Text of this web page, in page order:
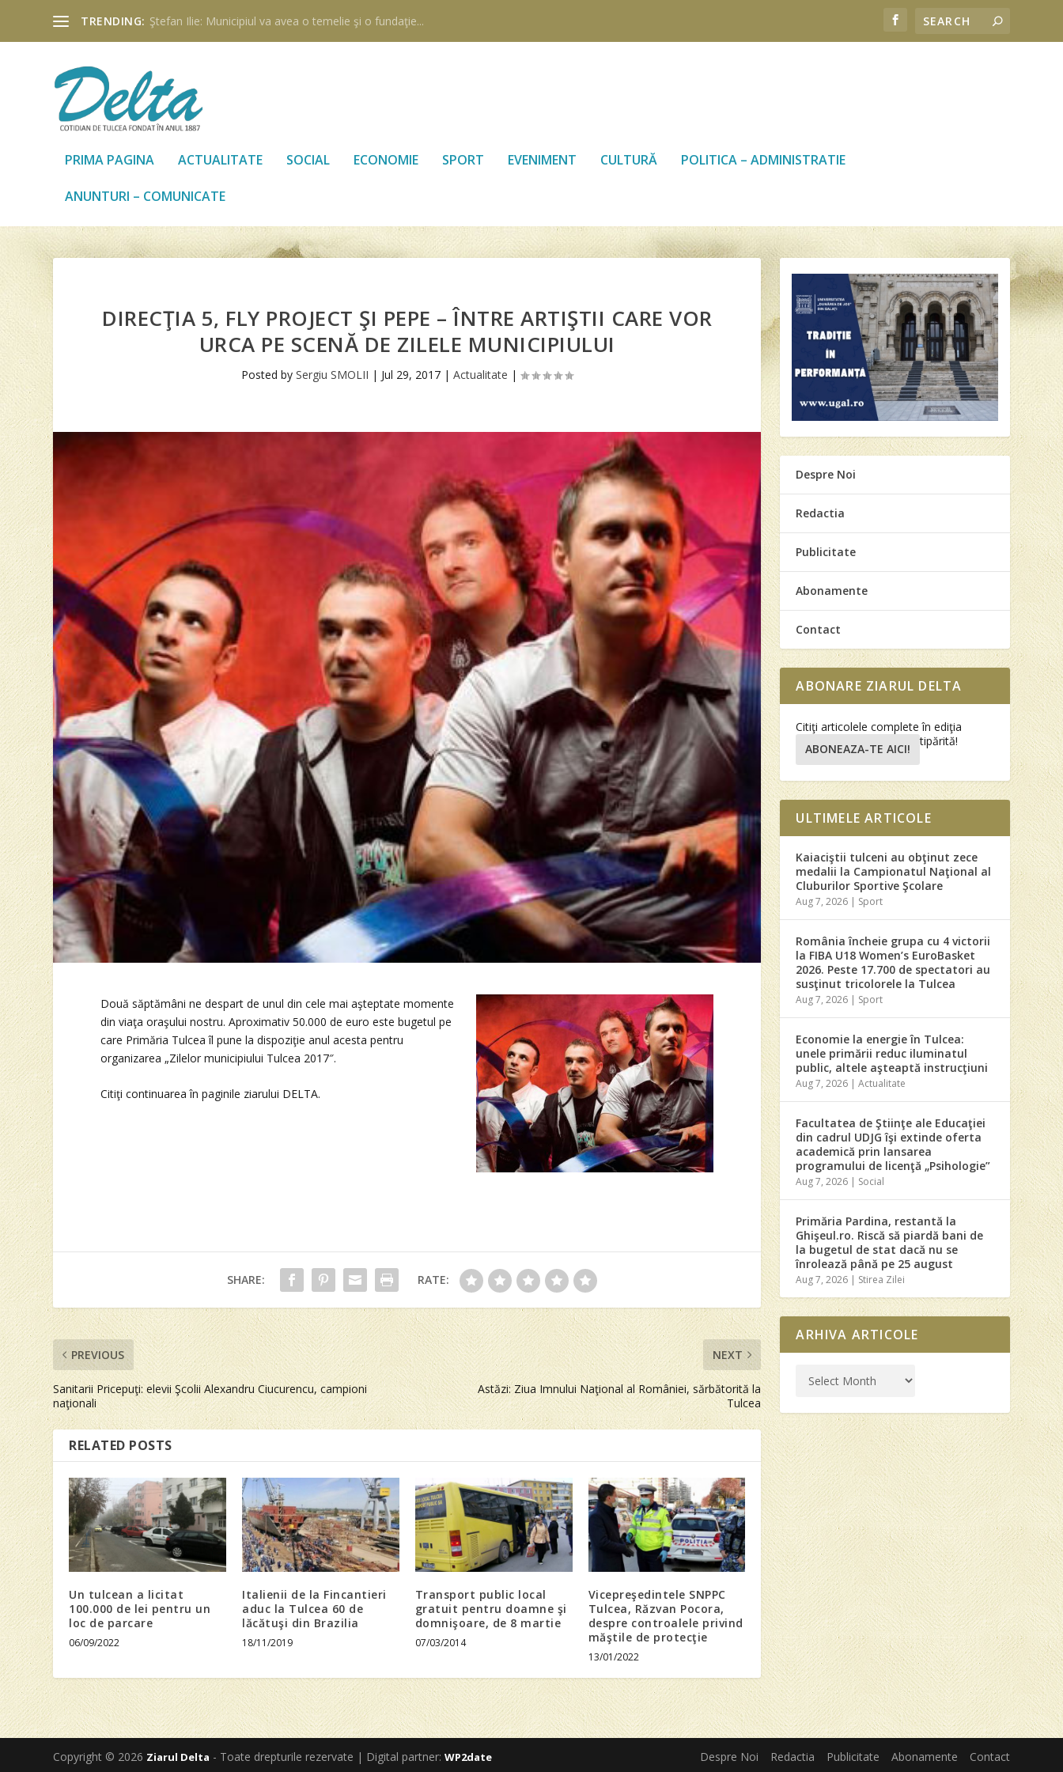
TRENDING: Ştefan Ilie: Municipiul va avea o temelie şi o fundaţie...
PRIMA PAGINA ACTUALITATE SOCIAL ECONOMIE SPORT EVENIMENT CULTURĂ POLITICA – ADMINISTRATIE
ANUNTURI – COMUNICATE
DIRECŢIA 5, FLY PROJECT ŞI PEPE – ÎNTRE ARTIŞTII CARE VOR
URCA PE SCENĂ DE ZILELE MUNICIPIULUI
Posted bySergiu SMOLII | Jul 29, 2017 |Actualitate |
Două săptămâni ne despart de unul din cele mai aşteptate momente
din viaţa oraşului nostru. Aproximativ 50.000 de euro este bugetul pe
care Primăria Tulcea îl pune la dispoziţie anul acesta pentru
organizarea „Zilelor municipiului Tulcea 2017″.
Citiţi continuarea în paginile ziarului DELTA.
SHARE: RATE:
PREVIOUS
Sanitarii Pricepuţi: elevii Şcolii Alexandru Ciucurencu, campioni
naţionali
NEXT
Astăzi: Ziua Imnului Naţional al României, sărbătorită la
Tulcea
RELATED POSTS
Un tulcean a licitat
100.000 de lei pentru un
loc de parcare
06/09/2022
Italienii de la Fincantieri
aduc la Tulcea 60 de
lăcătuşi din Brazilia
18/11/2019
Transport public local
gratuit pentru doamne şi
domnişoare, de 8 martie
07/03/2014
Vicepreşedintele SNPPC
Tulcea, Răzvan Pocora,
despre controalele privind
măştile de protecţie
13/01/2022
Despre Noi
Redactia
Publicitate
Abonamente
Contact
ABONARE ZIARUL DELTA
Citiţi articolele complete în ediţia
tipărită!
ABONEAZA-TE AICI!
ULTIMELE ARTICOLE
Kaiaciştii tulceni au obţinut zece
medalii la Campionatul Naţional al
Cluburilor Sportive Şcolare
Aug 7, 2026 | Sport
România încheie grupa cu 4 victorii
la FIBA U18 Women’s EuroBasket
2026. Peste 17.700 de spectatori au
susţinut tricolorele la Tulcea
Aug 7, 2026 | Sport
Economie la energie în Tulcea:
unele primării reduc iluminatul
public, altele aşteaptă instrucţiuni
Aug 7, 2026 |Actualitate
Facultatea de Ştiinţe ale Educaţiei
din cadrul UDJG îşi extinde oferta
academică prin lansarea
programului de licenţă „Psihologie”
Aug 7, 2026 | Social
Primăria Pardina, restantă la
Ghişeul.ro. Riscă să piardă bani de
la bugetul de stat dacă nu se
înrolează până pe 25 august
Aug 7, 2026 | Stirea Zilei
ARHIVA ARTICOLE
Copyright © 2026 Ziarul Delta - Toate drepturile rezervate | Digital partner:WP2date Despre Noi Redactia Publicitate Abonamente Contact